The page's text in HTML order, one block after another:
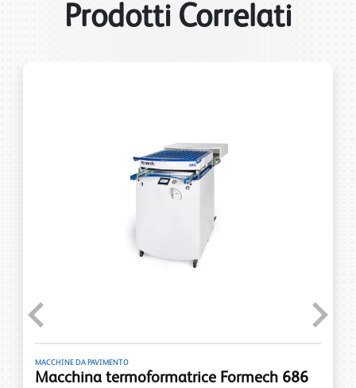
Prodotti Correlati
MACCHINE DA PAVIMENTO
Macchina termoformatrice Formech 686
Previous Next